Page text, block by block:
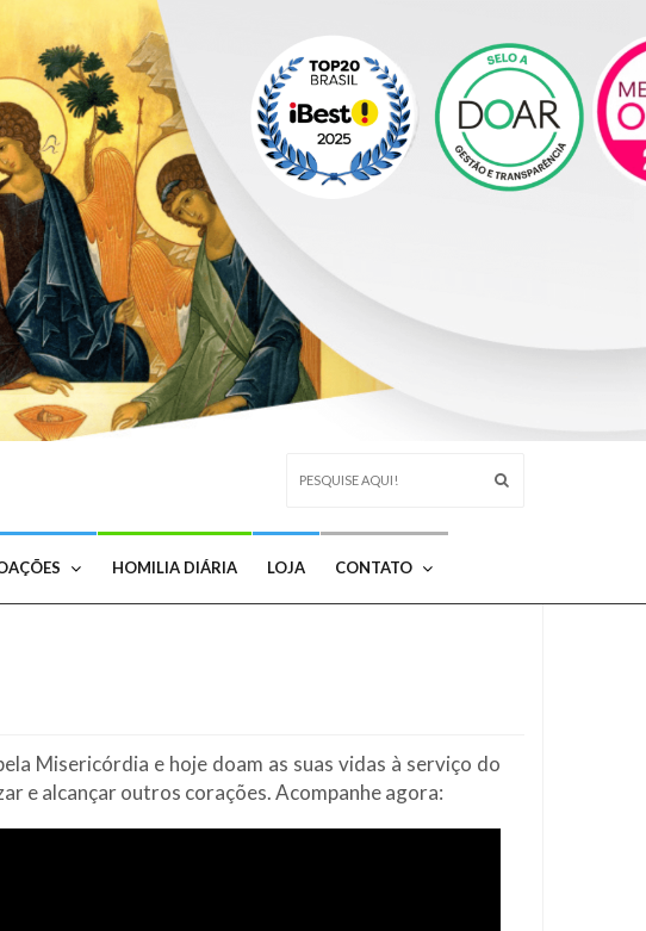
HOMILIA DIÁRIA LOJA CONTATO
Misericórdia e hoje doam as suas vidas à serviço do
e alcançar outros corações. Acompanhe agora: